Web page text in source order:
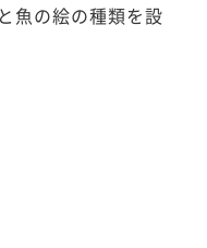
魚の絵の種類を設